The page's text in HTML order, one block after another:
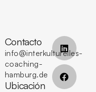
Contacto
info@interkulturelles-
coaching-
hamburg.de
Ubicación